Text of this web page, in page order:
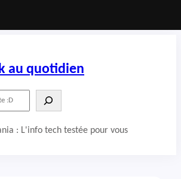
au quotidien
: L'info tech testée pour vous